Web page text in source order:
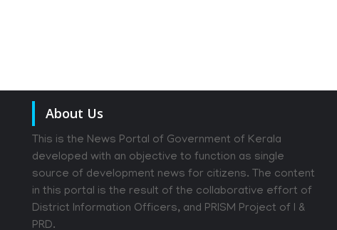
About Us
This is the News Portal of Government of Kerala
developed with an objective to function as single
source of development news for citizens. The content
in this portal is the result of the collaborative effort of
District Information Officers, and PRISM Project of I &
PRD.